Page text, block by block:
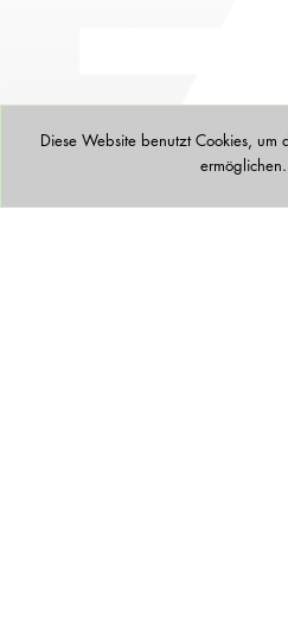
Diese Website benutzt Cookies,
ermöglichen.